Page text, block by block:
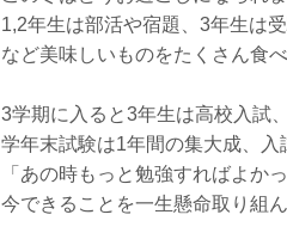
1,2年生は部活や宿題、3年生は
など美味しいものをたくさん食
3学期に入ると3年生は高校入試
学年末試験は1年間の集大成、入
「あの時もっと勉強すればよか
今できることを一生懸命取り組